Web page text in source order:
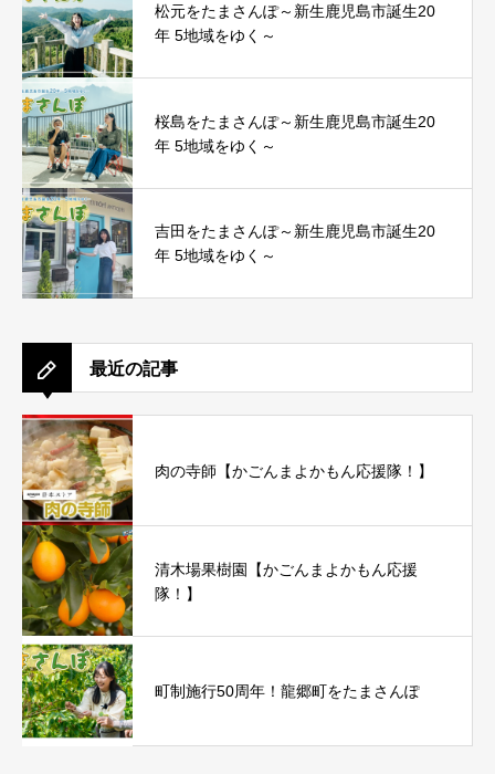
松元をたまさんぽ～新生鹿児島市誕生20
年 5地域をゆく～
桜島をたまさんぽ～新生鹿児島市誕生20
年 5地域をゆく～
吉田をたまさんぽ～新生鹿児島市誕生20
年 5地域をゆく～
最近の記事
肉の寺師【かごんまよかもん応援隊！】
清木場果樹園【かごんまよかもん応援
隊！】
町制施行50周年！龍郷町をたまさんぽ